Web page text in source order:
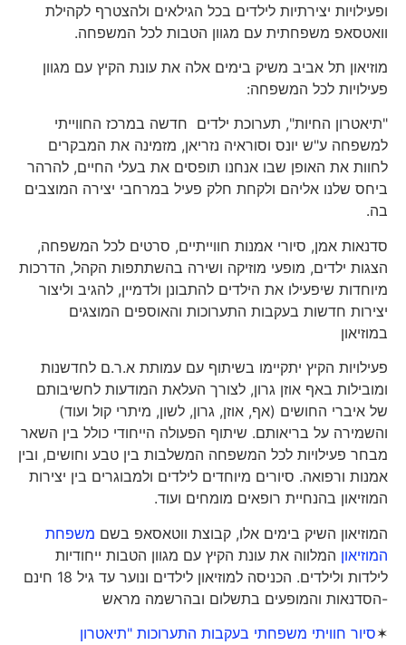
ופעילויות יצירתיות לילדים בכל הגילאים ולהצטרף לקהילת
וואטסאפ משפחתית עם מגוון הטבות לכל המשפחה.
מוזיאון תל אביב משיק בימים אלה את עונת הקיץ עם מגוון
פעילויות לכל המשפחה:
"תיאטרון החיות", תערוכת ילדים חדשה במרכז החווייתי
למשפחה ע"ש יונס וסוראיה נזריאן, מזמינה את המבקרים
לחוות את האופן שבו אנחנו תופסים את בעלי החיים, להרהר
ביחס שלנו אליהם ולקחת חלק פעיל במרחבי יצירה המוצבים
בה.
סדנאות אמן, סיורי אמנות חווייתיים, סרטים לכל המשפחה,
הצגות ילדים, מופעי מוזיקה ושירה בהשתתפות הקהל, הדרכות
מיוחדות שיפעילו את הילדים להתבונן ולדמיין, להגיב וליצור
יצירות חדשות בעקבות התערוכות והאוספים המוצגים
במוזיאון
פעילויות הקיץ יתקיימו בשיתוף עם עמותת א.ר.ם לחדשנות
ומובילות באף אוזן גרון, לצורך העלאת המודעות לחשיבותם
של איברי החושים (אף, אוזן, גרון, לשון, מיתרי קול ועוד)
והשמירה על בריאותם. שיתוף הפעולה הייחודי כולל בין השאר
מבחר פעילויות לכל המשפחה המשלבות בין טבע וחושים, ובין
אמנות ורפואה. סיורים מיוחדים לילדים ולמבוגרים בין יצירות
המוזיאון בהנחיית רופאים מומחים ועוד.
המוזיאון השיק בימים אלו, קבוצת ווטאסאפ בשםמשפחת
המוזיאוןהמלווה את עונת הקיץ עם מגוון הטבות ייחודיות
לילדות ולילדים. הכניסה למוזיאון לילדים ונוער עד גיל 18 חינם
-הסדנאות והמופעים בתשלום ובהרשמה מראש
סיור חוויתי משפחתי בעקבות התערוכות "תיאטרון